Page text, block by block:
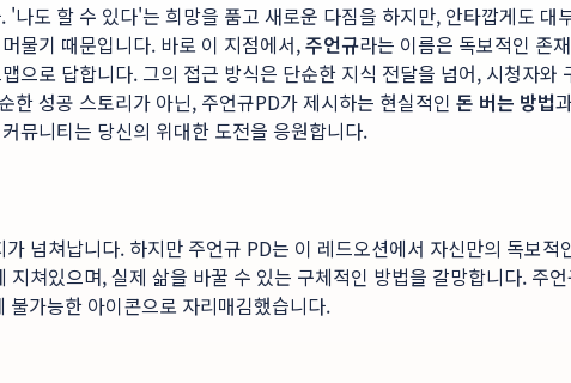
도 할 수 있다'는 희망을 품고 새로운 다짐을 하지만, 안타깝게도 대
물기 때문입니다. 바로 이 지점에서,주언규라는 이름은 독보적인 존
로 답합니다. 그의 접근 방식은 단순한 지식 전달을 넘어, 시청자와
성공 스토리가 아닌, 주언규PD가 제시하는 현실적인 돈 버는 방법
뮤니티는 당신의 위대한 도전을 응원합니다.
넘쳐납니다. 하지만 주언규 PD는 이 레드오션에서 자신만의 독보적
쳐있으며, 실제 삶을 바꿀 수 있는 구체적인 방법을 갈망합니다. 주
불가능한 아이콘으로 자리매김했습니다.